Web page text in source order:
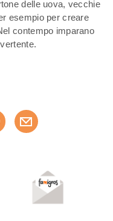
delle uova, vecchie
esempio per creare
contempo imparano
ora